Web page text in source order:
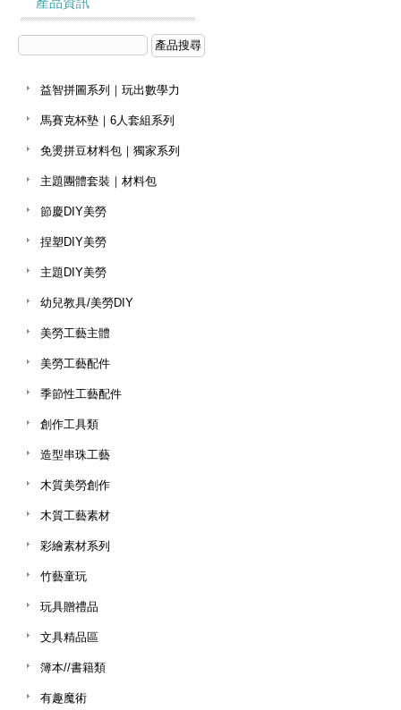
益智拼圖系列｜玩出數學力
馬賽克杯墊｜6人套組系列
免燙拼豆材料包｜獨家系列
主題團體套裝｜材料包
節慶DIY美勞
捏塑DIY美勞
主題DIY美勞
幼兒教具/美勞DIY
美勞工藝主體
美勞工藝配件
季節性工藝配件
創作工具類
造型串珠工藝
木質美勞創作
木質工藝素材
彩繪素材系列
竹藝童玩
玩具贈禮品
文具精品區
簿本//書籍類
有趣魔術